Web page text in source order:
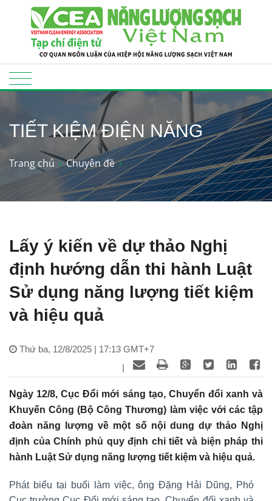
TIẾT KIỆM ĐIỆN NĂNG
Trang chủ Chuyên đề
Lấy ý kiến về dự thảo Nghị
định hướng dẫn thi hành Luật
Sử dụng năng lượng tiết kiệm
và hiệu quả
Thứ ba, 12/8/2025 | 17:13 GMT+7
|
Ngày 12/8, Cục Đổi mới sáng tạo, Chuyển đổi xanh và
Khuyến Công (Bộ Công Thương) làm việc với các tập
đoàn năng lượng về một số nội dung dự thảo Nghị
định của Chính phủ quy định chi tiết và biện pháp thi
hành Luật Sử dụng năng lượng tiết kiệm và hiệu quả.
Phát biểu tại buổi làm việc, ông Đặng Hải Dũng, Phó